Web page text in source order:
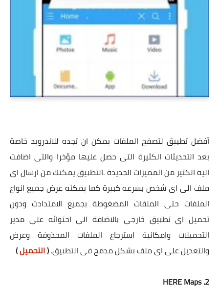
أفضل تطبيق لتصفح الملفات يمكن ان تجده للاندرويد خاصة
بعد التحديثات الكثيرة التى حصل عليها مؤخرا والتى اضافت
اليه الكثير من المميزات الجديدة .التطبيق يمكنك من ارسال اى
ملف الى اى شخص بسرعه كبيرة كما يمكنه عرض جميع انواع
الملفات حتى الملفات المضغوطة بجميع الامتدادت ودون
تحميل اى تطبيق خارجى بالاضافة الى احتوائه على مدير
التحميلات وامكانية استرجاع الملفات المحذوفة وعرض
والتعديل على اى ملف بشكل مدمج فى التطبيق.(التحميل)
2. HERE Maps